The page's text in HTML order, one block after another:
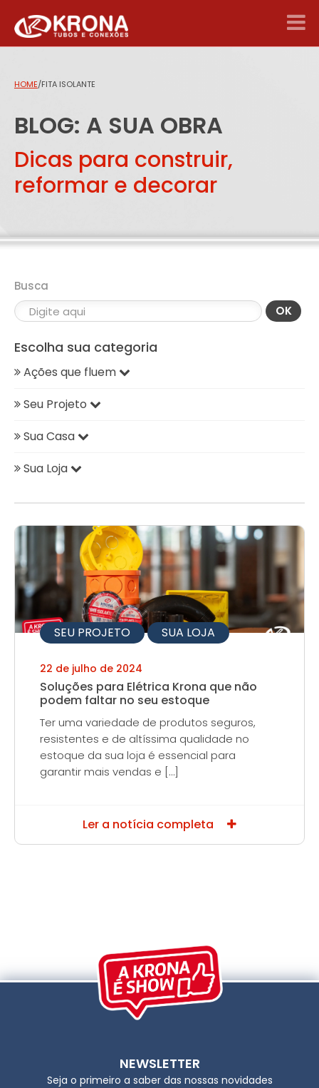
HOME/FITA ISOLANTE
BLOG: A SUA OBRA
Dicas para construir,
reformar e decorar
Busca
OK
SEU PROJETO SUA LOJA
22 de julho de 2024
Soluções para Elétrica Krona que não
podem faltar no seu estoque
Ter uma variedade de produtos seguros,
resistentes e de altíssima qualidade no
estoque da sua loja é essencial para
garantir mais vendas e […]
Ler a notícia completa
Escolha sua categoria
Ações que fluem
Seu Projeto
Sua Casa
Sua Loja
NEWSLETTER
Seja o primeiro a saber das nossas novidades